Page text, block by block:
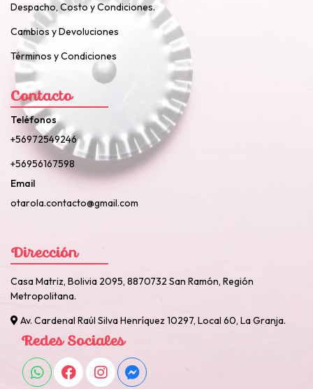
Despacho, Costo y Condiciones.
Cambios y Devoluciones
Términos y Condiciones
Contacto
Teléfonos
+56972549246
+56956167598
Email
otarola.contacto@gmail.com
Dirección
Casa Matriz, Bolivia 2095, 8870732 San Ramón, Región
Metropolitana.
Av. Cardenal Raúl Silva Henríquez 10297, Local 60, La Granja.
Redes Sociales